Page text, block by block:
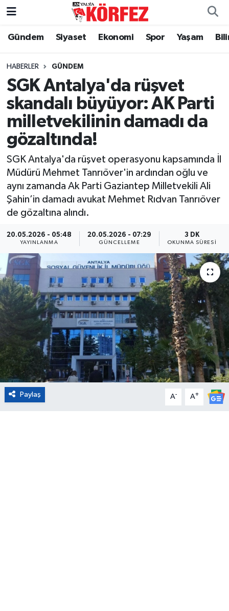
Gündem Siyaset Ekonomi Spor Yaşam
HABERLER GÜNDEM
SGK Antalya'da rüşvet
skandalı büyüyor: AK Parti
milletvekilinin damadı da
gözaltında!
SGK Antalya'da rüşvet operasyonu kapsamında İl
Müdürü Mehmet Tanrıöver'in ardından oğlu ve
aynı zamanda Ak Parti Gaziantep Milletvekili Ali
Şahin’in damadı avukat Mehmet Rıdvan Tanrıöver
de gözaltına alındı.
20.05.2026 - 05:48
YAYINLANMA
20.05.2026 - 07:29
GÜNCELLEME
3 DK
OKUNMA SÜRESI
Paylaş A- A+
Gündem
Siyaset
Yerel Yönetim
Ekonomi
Spor
Yaşam
Asayiş
Sağlık
Magazin
Turizm
Çevre
Kültür ve Sanat
Sivil Toplum
Nöbetçi Eczaneler
Hava Durumu
Trafik Durumu
Süper Lig Puan Durumu ve Fikstür
Tüm Manşetler
Son Dakika Haberleri
Haber Arşivi